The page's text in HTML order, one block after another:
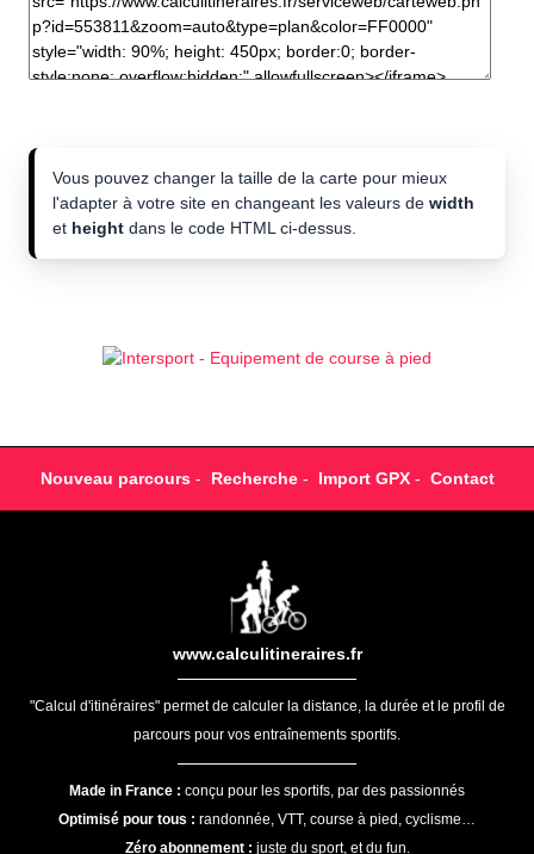
Vous pouvez changer la taille de la carte pour mieux
l'adapter à votre site en changeant les valeurs de width
et height dans le code HTML ci-dessus.
Nouveau parcours- Recherche- Import GPX- Contact
www.calculitineraires.fr
"Calcul d'itinéraires" permet de calculer la distance, la durée et le profil de
parcours pour vos entraînements sportifs.
Made in France : conçu pour les sportifs, par des passionnés
Optimisé pour tous : randonnée, VTT, course à pied, cyclisme…
Zéro abonnement : juste du sport, et du fun.